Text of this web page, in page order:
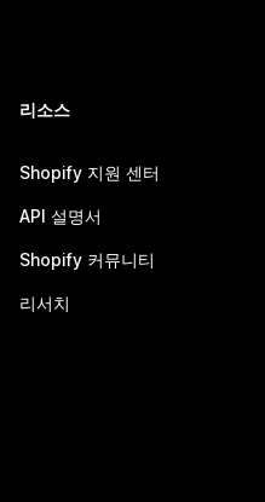
리소스
Shopify 지원 센터
API 설명서
Shopify 커뮤니티
리서치